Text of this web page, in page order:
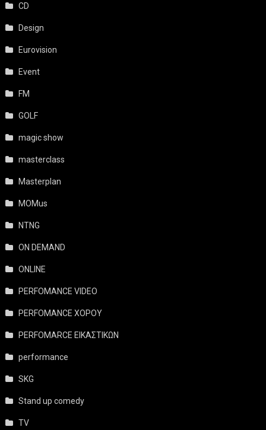
CD
Design
Eurovision
Event
FM
GOLF
magic show
masterclass
Masterplan
MOMus
NTNG
ON DEMAND
ONLINE
PERFOMANCE VIDEO
PERFOMANCE ΧΟΡΟΥ
PERFOMARCE ΕΙΚΑΣΤΙΚΩΝ
performance
SKG
Stand up comedy
TV